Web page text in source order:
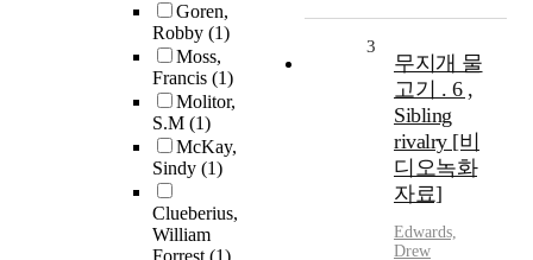
Goren,
Robby (1)
Moss,
Francis (1)
Molitor,
S.M (1)
McKay,
Sindy (1)
Clueberius,
William
3
무지개 물
고기 . 6 ,
Sibling
rivalry [비
디오녹화
자료]
Edwards,
Drew